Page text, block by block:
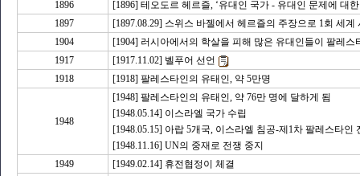
1896
[1896] 테오도르 헤르즐, ‘유대인 국가 - 유대인 문제에 대
1897
[1897.08.29] 스위스 바젤에서 헤르즐의 주장으로 1회 세
1904
[1904] 러시아에서의 학살을 피해 많은 유대인들이 팔레스
1917
[1917.11.02] 벨푸어 선언
1918
[1918] 팔레스타인의 유태인, 약 5만명
1948
[1948] 팔레스타인의 유태인, 약 76만 명에 달하게 됨
[1948.05.14] 이스라엘 국가 수립
[1948.05.15] 아랍 5개국, 이스라엘 침공-제1차 팔레스타인
[1948.11.16] UN의 중재로 전쟁 중지
1949
[1949.02.14] 휴전협정이 체결